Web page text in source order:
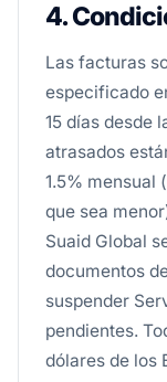
4.
Las facturas
especificado
15 días desde
atrasados
1.5% mensual
que sea
Suaid Global
documentos
suspender
pendientes.
dólares de los